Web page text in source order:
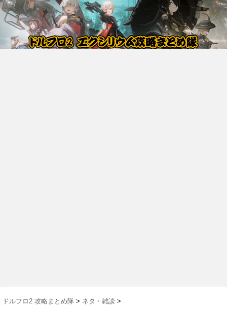
ドルフロ2 攻略まとめ隊 > ネタ・雑談 >